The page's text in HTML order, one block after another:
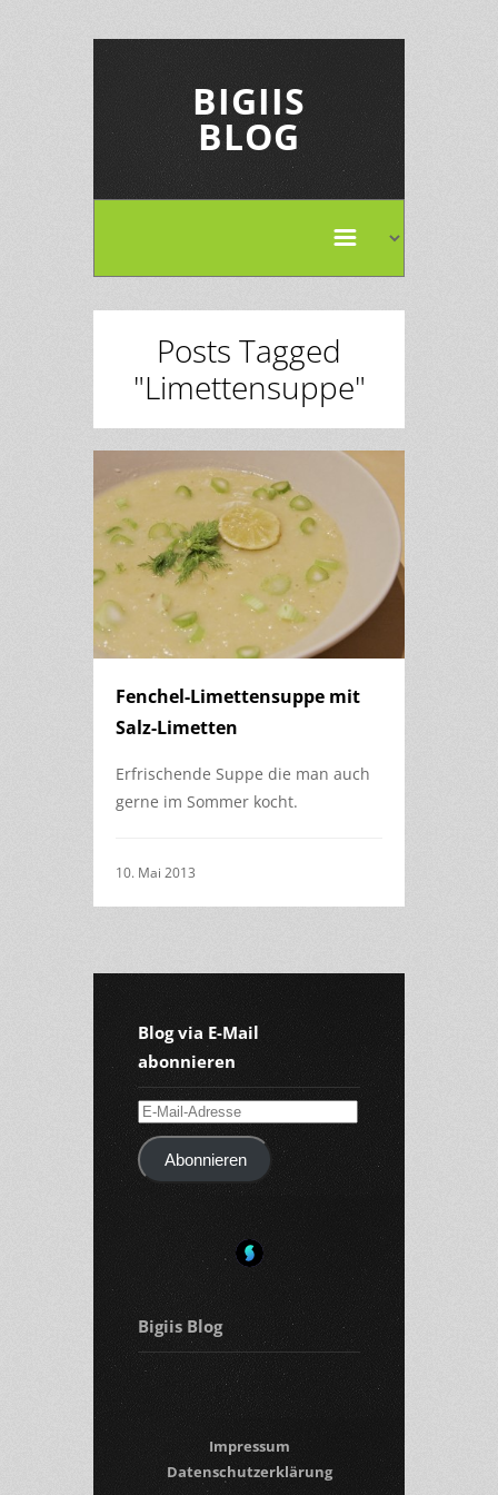
BIGIIS
BLOG
Posts Tagged
"Limettensuppe"
Fenchel-Limettensuppe mit
Salz-Limetten
Erfrischende Suppe die man auch
gerne im Sommer kocht.
10. Mai 2013
Blog via E-Mail
abonnieren
E-
Mail-
AdresseAbonnieren
Bigiis Blog
Impressum
Datenschutzerklärung